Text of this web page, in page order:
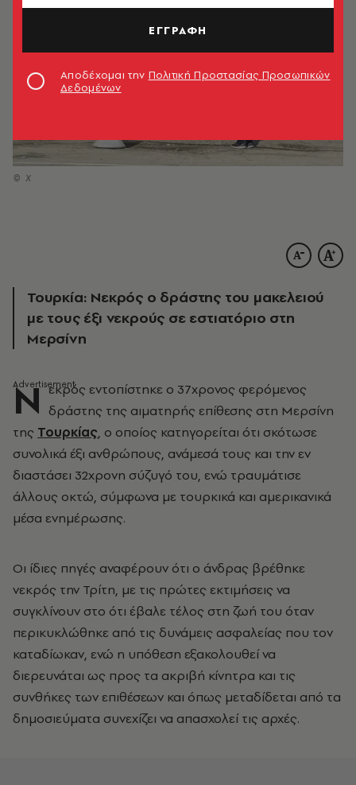
© Χ
Τουρκία: Νεκρός ο δράστης του μακελειού
με τους έξι νεκρούς σε εστιατόριο στη
Μερσίνη
Ν εκρός εντοπίστηκε ο 37χρονος φερόμενος
δράστης της αιματηρής επίθεσης στη Μερσίνη
της Τουρκίας, ο οποίος κατηγορείται ότι σκότωσε
συνολικά έξι ανθρώπους, ανάμεσά τους και την εν
διαστάσει 32χρονη σύζυγό του, ενώ τραυμάτισε
άλλους οκτώ, σύμφωνα με τουρκικά και αμερικανικά
μέσα ενημέρωσης.
Οι ίδιες πηγές αναφέρουν ότι ο άνδρας βρέθηκε
νεκρός την Τρίτη, με τις πρώτες εκτιμήσεις να
συγκλίνουν στο ότι έβαλε τέλος στη ζωή του όταν
περικυκλώθηκε από τις δυνάμεις ασφαλείας που τον
καταδίωκαν, ενώ η υπόθεση εξακολουθεί να
διερευνάται ως προς τα ακριβή κίνητρα και τις
συνθήκες των επιθέσεων και όπως μεταδίδεται από τα
δημοσιεύματα συνεχίζει να απασχολεί τις αρχές.
ΕΓΓΡΑΦΗ
Αποδέχομαι την Πολιτική Προστασίας Προσωπικών
Δεδομένων